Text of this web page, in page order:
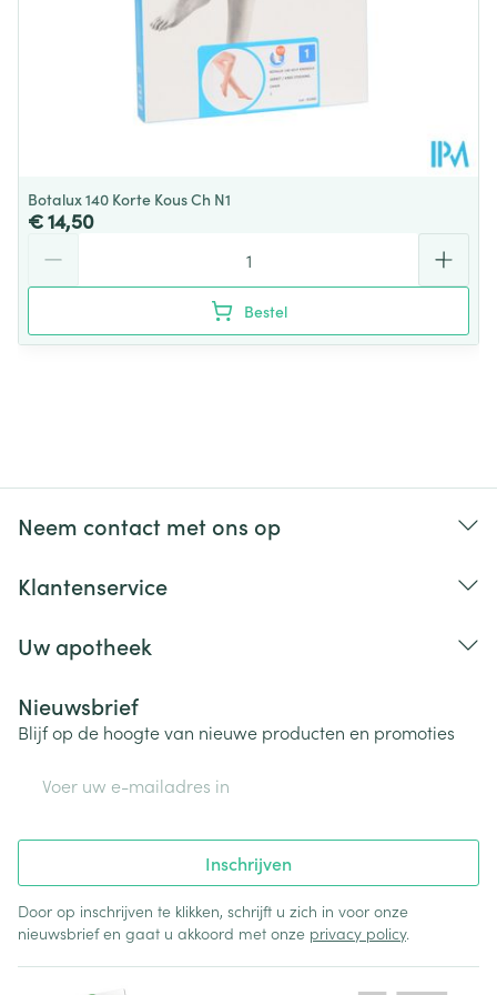
Botalux 140 Korte Kous Ch N1
€ 14,50
Bestel
Neem contact met ons op
Klantenservice
Uw apotheek
Nieuwsbrief
Blijf op de hoogte van nieuwe producten en promoties
Inschrijven
Door op inschrijven te klikken, schrijft u zich in voor onze
nieuwsbrief en gaat u akkoord met onze privacy policy.